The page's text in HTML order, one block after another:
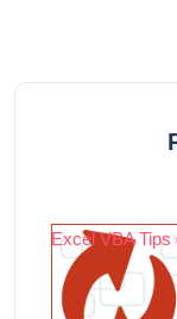
Excel VBA Tips